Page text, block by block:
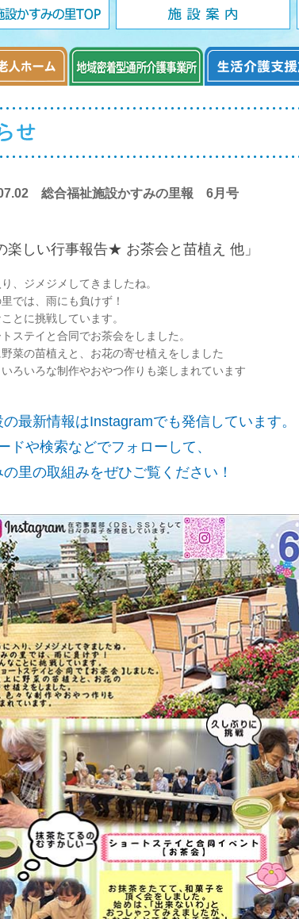
総合福祉施設かすみの里報 6月号
楽しい行事報告★ お茶会と苗植え 他 」
、ジメジメしてきましたね。
では、雨にも負けず！
とに挑戦しています。
トステイと合同でお茶会をしました。
野菜の苗植えと、お花の寄せ植えをしました
ろいろな制作やおやつ作りも楽しまれています
の最新情報はInstagramでも発信しています。
ドや検索などでフォローして、
里の取組みをぜひご覧ください！